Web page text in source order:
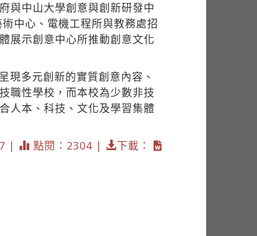
與中山大學創意與創新研發中
中心、電機工程所與教務處招
展示創意中心所推動創意文化
現多元創新的實質創意內容、
職性學校，而本校為少數非技
人本、科技、文化及學習集體
| 點閱：2304 | 下載：